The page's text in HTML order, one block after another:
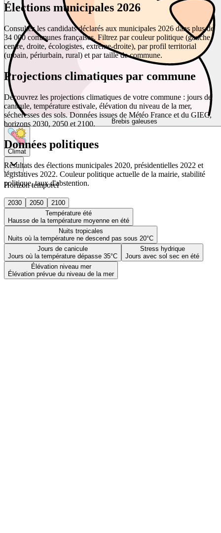
Brebis galeuses
Climat
Horizon temporel
2030 2050
2100
Température été
Hausse de la température moyenne en été
Nuits tropicales
Nuits où la température ne descend pas sous 20°C
Jours de canicule
Jours où la température dépasse 35°C
Stress hydrique
Jours avec sol sec en été
Élévation niveau mer
Élévation prévue du niveau de la mer
Élections municipales 2026
Consultez les candidats déclarés aux municipales 2026 dans plus de
34 000 communes françaises. Filtrez par couleur politique (gauche,
centre, droite, écologistes, extrême-droite), par profil territorial
(urbain, périurbain, rural) et par taille de commune.
Projections climatiques par commune
Découvrez les projections climatiques de votre commune : jours de
canicule, température estivale, élévation du niveau de la mer,
sécheresses des sols. Données issues de Météo France et du GIEC,
horizons 2030, 2050 et 2100.
Données politiques
Résultats des élections municipales 2020, présidentielles 2022 et
législatives 2022. Couleur politique actuelle de la mairie, stabilité
politique, taux d'abstention.